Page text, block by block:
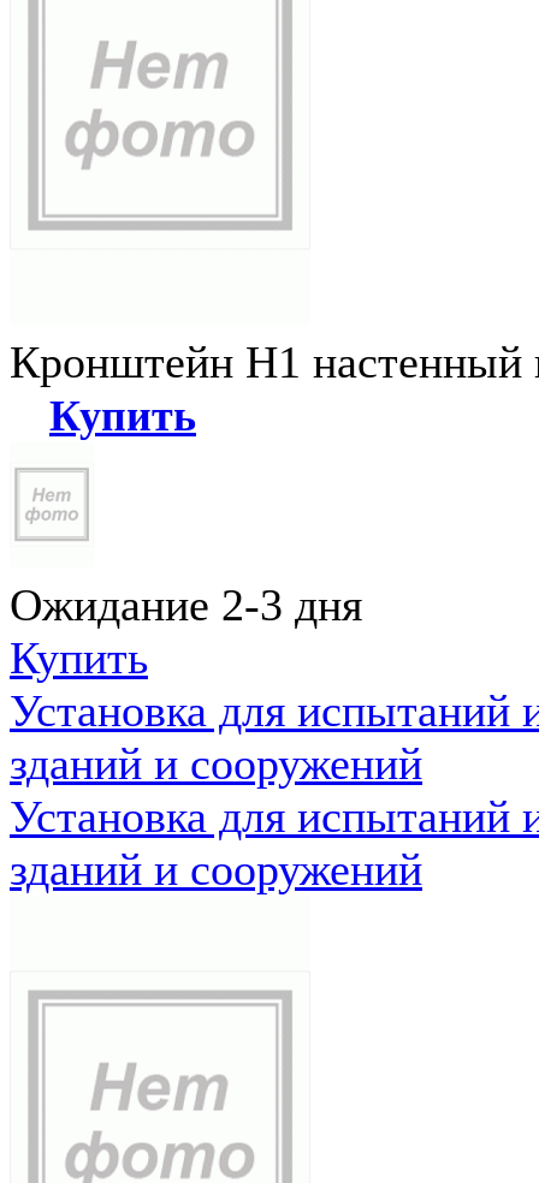
Кронштейн Н1
Купить
Ожидание 2-3 дня
Купить
Установка для испытаний
зданий и сооружений
Установка для испытаний
зданий и сооружений